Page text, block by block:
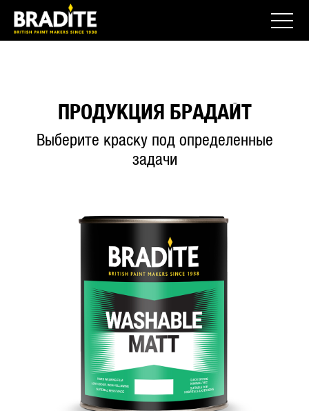
ПРОДУКЦИЯ БРАДАЙТ
Выберите краску под определенные
задачи